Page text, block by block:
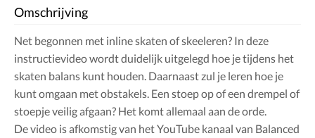
Omschrijving
Net begonnen met inline skaten of skeeleren? In deze
instructievideo wordt duidelijk uitgelegd hoe je tijdens het
skaten balans kunt houden. Daarnaast zul je leren hoe je
kunt omgaan met obstakels. Een stoep op of een drempel of
stoepje veilig afgaan? Het komt allemaal aan de orde.
De video is afkomstig van het YouTube kanaal van Balanced